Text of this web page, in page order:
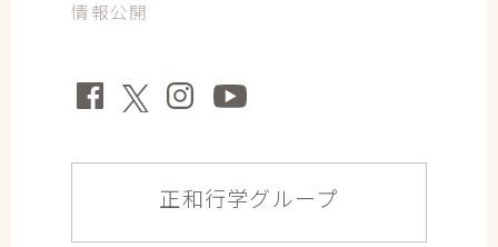
情報公開
正和行学グループ